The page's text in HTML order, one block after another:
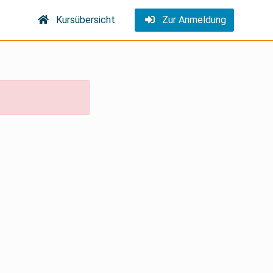
Kursübersicht Zur Anmeldung